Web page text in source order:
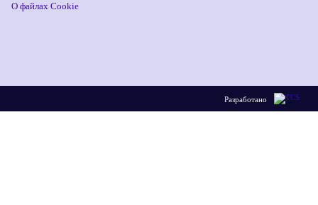
О файлах Cookie
Разработано